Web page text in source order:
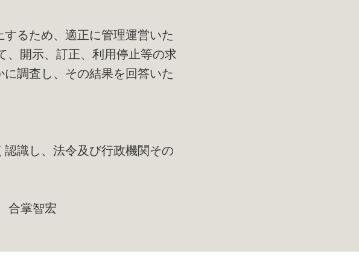
るため、適正に管理運営いた
、開示、訂正、利用停止等の求
調査し、その結果を回答いた
識し、法令及び行政機関その
合掌智宏